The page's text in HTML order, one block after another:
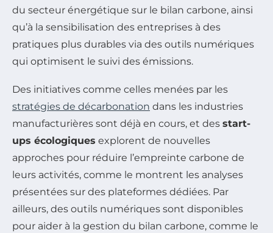
du secteur énergétique sur le bilan carbone, ainsi
qu’à la sensibilisation des entreprises à des
pratiques plus durables via des outils numériques
qui optimisent le suivi des émissions.
Des initiatives comme celles menées par les
stratégies de décarbonation dans les industries
manufacturières sont déjà en cours, et des start-
ups écologiques explorent de nouvelles
approches pour réduire l’empreinte carbone de
leurs activités, comme le montrent les analyses
présentées sur des plateformes dédiées. Par
ailleurs, des outils numériques sont disponibles
pour aider à la gestion du bilan carbone, comme le